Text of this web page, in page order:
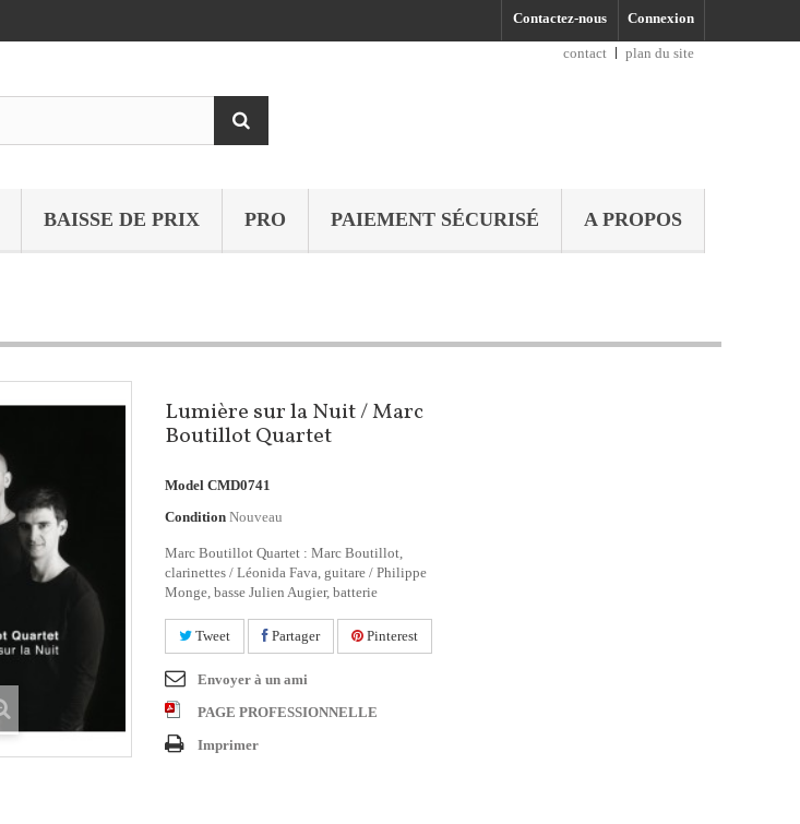
Connexion
Contactez-nous
contact
plan du site
BAISSE DE PRIX PRO PAIEMENT SÉCURISÉ A PROPOS
Lumière sur la Nuit / Marc
Boutillot Quartet
Model CMD0741
Condition Nouveau
Marc Boutillot Quartet : Marc Boutillot,
clarinettes / Léonida Fava, guitare / Philippe
Monge, basse Julien Augier, batterie
Tweet Partager Pinterest
Envoyer à un ami
PAGE PROFESSIONNELLE
Imprimer